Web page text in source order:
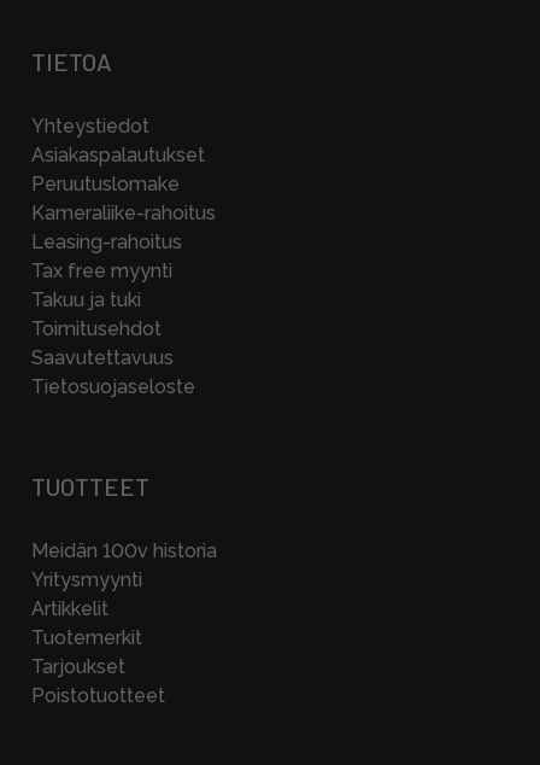
TIETOA
Yhteystiedot
Asiakaspalautukset
Peruutuslomake
Kameraliike-rahoitus
Leasing-rahoitus
Tax free myynti
Takuu ja tuki
Toimitusehdot
Saavutettavuus
Tietosuojaseloste
TUOTTEET
Meidän 100v historia
Yritysmyynti
Artikkelit
Tuotemerkit
Tarjoukset
Poistotuotteet